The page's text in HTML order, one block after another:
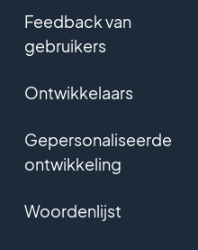
Feedback van
gebruikers
Ontwikkelaars
Gepersonaliseerde
ontwikkeling
Woordenlijst